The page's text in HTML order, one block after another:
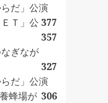
だ」公演
377
Ｔ」公
357
ぎなが
327
だ」公演
306
蜂場が